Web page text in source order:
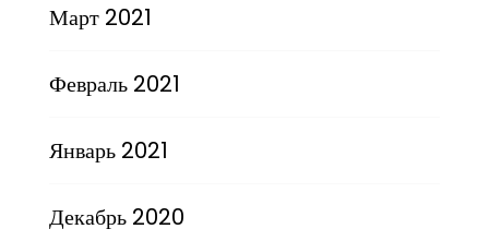
Март 2021
Февраль 2021
Январь 2021
Декабрь 2020